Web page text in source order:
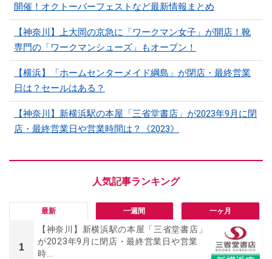
開催！オクトーバーフェストなど最新情報まとめ
【神奈川】上大岡の京急に「ワークマン女子」が開店！靴
専門の「ワークマンシューズ」もオープン！
【横浜】「ホームセンターメイド綱島」が閉店・最終営業
日は？セールはある？
【神奈川】新横浜駅の本屋「三省堂書店」が2023年9月に閉
店・最終営業日や営業時間は？《2023》
最新 一週間 一ヶ月
1
【神奈川】新横浜駅の本屋「三省堂書店」
が2023年9月に閉店・最終営業日や営業
時...